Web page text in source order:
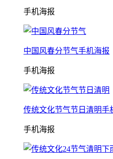
手机海报
中国风春分节气手机海报
手机海报
传统文化节气节日清明手
手机海报